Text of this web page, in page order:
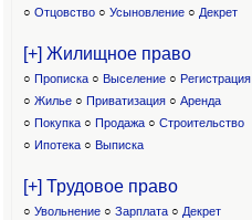
○ Отцовство○ Усыновление ○ Декрет
[+] Жилищное право
○ Прописка ○ Выселение ○ Регистрация
○ Жилье ○ Приватизация ○ Аренда
○ Покупка ○ Продажа ○ Строительство
○ Ипотека ○ Выписка
[+] Трудовое право
○ Увольнение ○ Зарплата ○ Декрет